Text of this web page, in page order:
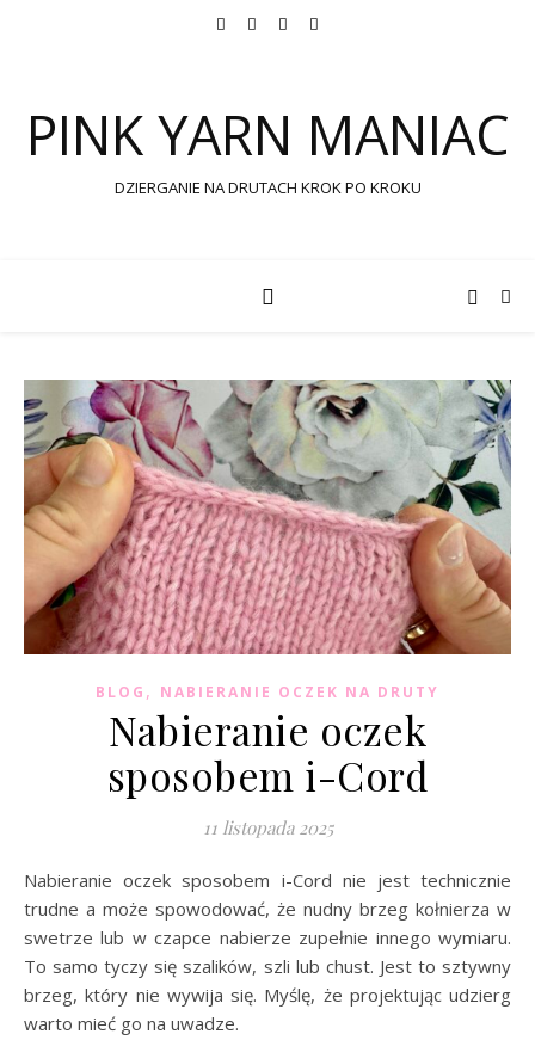
PINK YARN MANIAC
DZIERGANIE NA DRUTACH KROK PO KROKU
BLOG , NABIERANIE OCZEK NA DRUTY
Nabieranie oczek
sposobem i-Cord
11 listopada 2025
Nabieranie oczek sposobem i-Cord nie jest technicznie
trudne a może spowodować, że nudny brzeg kołnierza w
swetrze lub w czapce nabierze zupełnie innego wymiaru.
To samo tyczy się szalików, szli lub chust. Jest to sztywny
brzeg, który nie wywija się. Myślę, że projektując udzierg
warto mieć go na uwadze.